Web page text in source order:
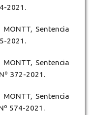
2021.
MONTT, Sentencia
2021.
MONTT, Sentencia
372-2021.
MONTT, Sentencia
574-2021.